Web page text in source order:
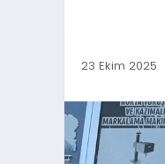
23 Ekim 2025